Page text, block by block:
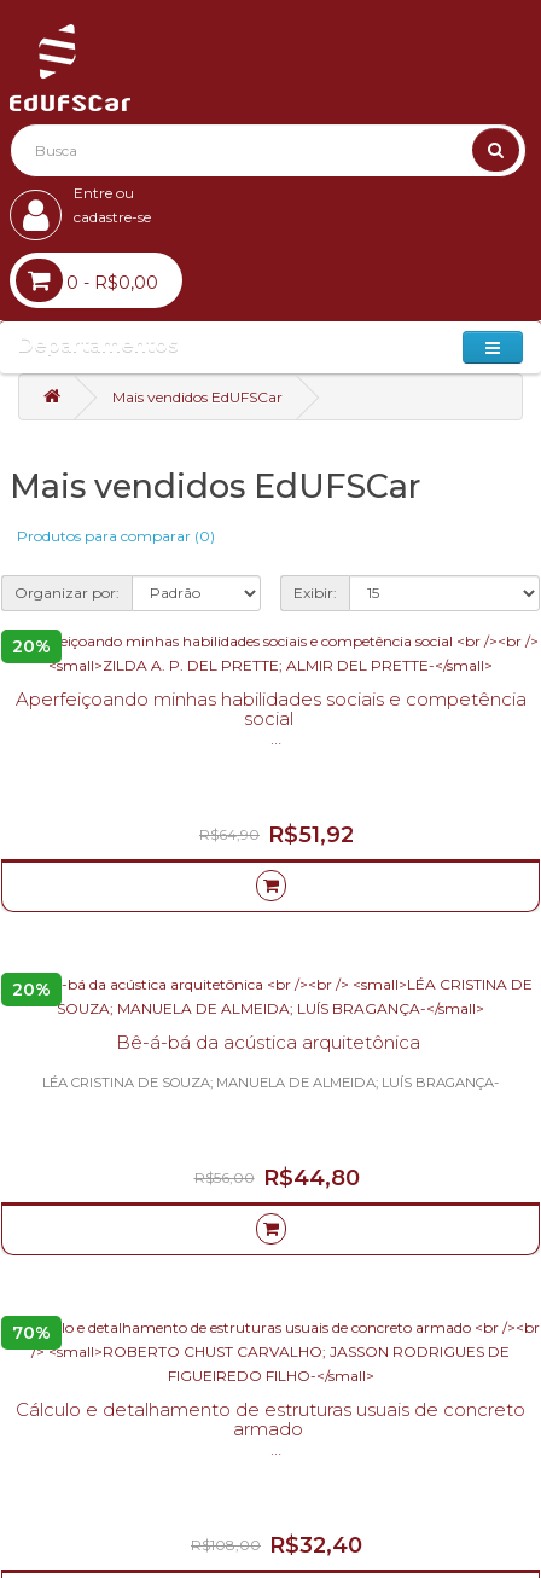
Entre ou
cadastre-se
0 - R$0,00
Departamentos
Mais vendidos EdUFSCar
Mais vendidos EdUFSCar
Produtos para comparar (0)
Organizar por: Exibir:
20%
Aperfeiçoando minhas habilidades sociais e competência
social
R$51,92
R$64,90
20%
Bê-á-bá da acústica arquitetônica
LÉA CRISTINA DE SOUZA; MANUELA DE ALMEIDA; LUÍS BRAGANÇA-
R$44,80
R$56,00
70%
Cálculo e detalhamento de estruturas usuais de concreto
armado
R$32,40
R$108,00